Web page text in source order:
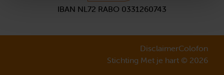
IBAN NL72 RABO 0331260743
DisclaimerColofon
Stichting Met je hart © 2026